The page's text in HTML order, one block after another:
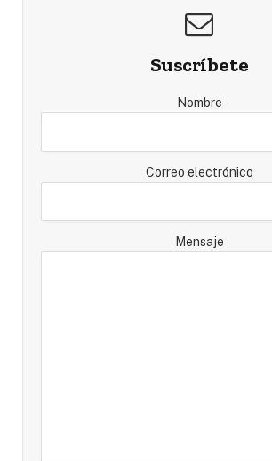
Suscríbete
Nombre
Correo electrónico
Mensaje